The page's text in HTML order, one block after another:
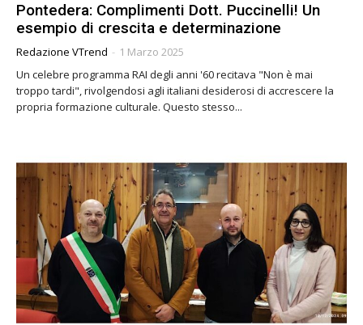
Pontedera: Complimenti Dott. Puccinelli! Un
esempio di crescita e determinazione
Redazione VTrend - 1 Marzo 2025
Un celebre programma RAI degli anni '60 recitava "Non è mai
troppo tardi", rivolgendosi agli italiani desiderosi di accrescere la
propria formazione culturale. Questo stesso...